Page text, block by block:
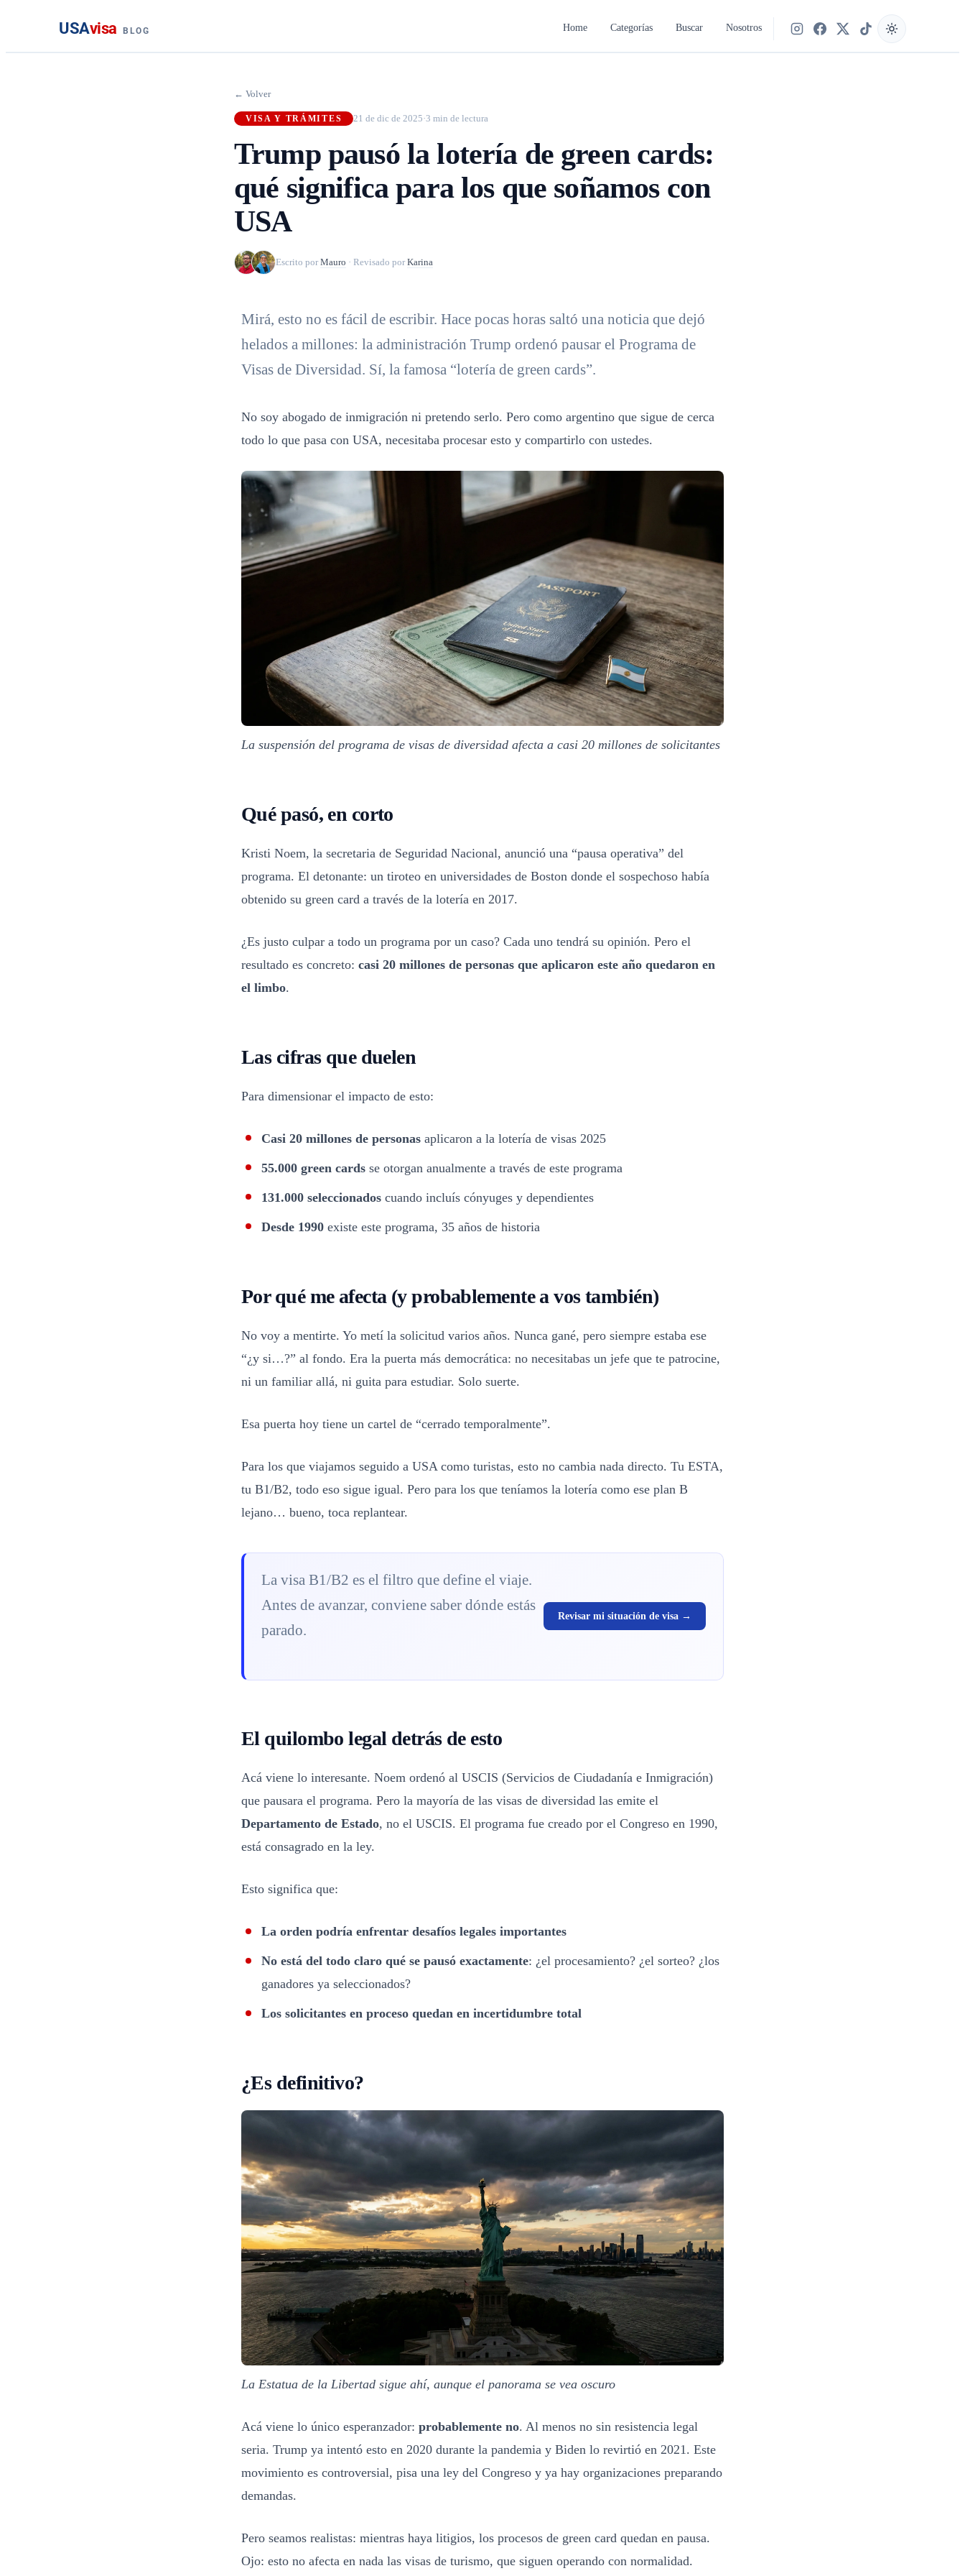
USAvisa BLOG Home Categorías Buscar Nosotros
Síguenos en Instagram
Síguenos en Facebook
Síguenos en X
Síguenos en TikTok
← Volver
VISA Y TRÁMITES 21 de dic de 2025·3 min de lectura
Trump pausó la lotería de green cards:
qué significa para los que soñamos con
USA
Escrito por Mauro · Revisado por Karina
Mirá, esto no es fácil de escribir. Hace pocas horas saltó una noticia que dejó
helados a millones: la administración Trump ordenó pausar el Programa de
Visas de Diversidad. Sí, la famosa “lotería de green cards”.
No soy abogado de inmigración ni pretendo serlo. Pero como argentino que sigue de cerca
todo lo que pasa con USA, necesitaba procesar esto y compartirlo con ustedes.
La suspensión del programa de visas de diversidad afecta a casi 20 millones de solicitantes
Qué pasó, en corto
Kristi Noem, la secretaria de Seguridad Nacional, anunció una “pausa operativa” del
programa. El detonante: un tiroteo en universidades de Boston donde el sospechoso había
obtenido su green card a través de la lotería en 2017.
¿Es justo culpar a todo un programa por un caso? Cada uno tendrá su opinión. Pero el
resultado es concreto: casi 20 millones de personas que aplicaron este año quedaron en
el limbo.
Las cifras que duelen
Para dimensionar el impacto de esto:
Casi 20 millones de personas aplicaron a la lotería de visas 2025
55.000 green cards se otorgan anualmente a través de este programa
131.000 seleccionados cuando incluís cónyuges y dependientes
Desde 1990 existe este programa, 35 años de historia
Por qué me afecta (y probablemente a vos también)
No voy a mentirte. Yo metí la solicitud varios años. Nunca gané, pero siempre estaba ese
“¿y si…?” al fondo. Era la puerta más democrática: no necesitabas un jefe que te patrocine,
ni un familiar allá, ni guita para estudiar. Solo suerte.
Esa puerta hoy tiene un cartel de “cerrado temporalmente”.
Para los que viajamos seguido a USA como turistas, esto no cambia nada directo. Tu ESTA,
tu B1/B2, todo eso sigue igual. Pero para los que teníamos la lotería como ese plan B
lejano… bueno, toca replantear.
La visa B1/B2 es el filtro que define el viaje.
Antes de avanzar, conviene saber dónde estás
parado.
Revisar mi situación de visa →
El quilombo legal detrás de esto
Acá viene lo interesante. Noem ordenó al USCIS (Servicios de Ciudadanía e Inmigración)
que pausara el programa. Pero la mayoría de las visas de diversidad las emite el
Departamento de Estado, no el USCIS. El programa fue creado por el Congreso en 1990,
está consagrado en la ley.
Esto significa que:
La orden podría enfrentar desafíos legales importantes
No está del todo claro qué se pausó exactamente: ¿el procesamiento? ¿el sorteo? ¿los
ganadores ya seleccionados?
Los solicitantes en proceso quedan en incertidumbre total
¿Es definitivo?
La Estatua de la Libertad sigue ahí, aunque el panorama se vea oscuro
Acá viene lo único esperanzador: probablemente no. Al menos no sin resistencia legal
seria. Trump ya intentó esto en 2020 durante la pandemia y Biden lo revirtió en 2021. Este
movimiento es controversial, pisa una ley del Congreso y ya hay organizaciones preparando
demandas.
Pero seamos realistas: mientras haya litigios, los procesos de green card quedan en pausa.
Ojo: esto no afecta en nada las visas de turismo, que siguen operando con normalidad.